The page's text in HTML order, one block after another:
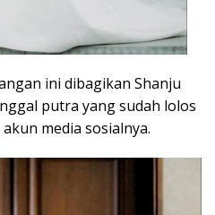
ini dibagikan Shanju
putra yang sudah lolos
media sosialnya.